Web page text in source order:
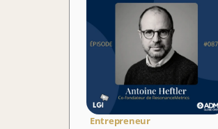
Entrepreneur